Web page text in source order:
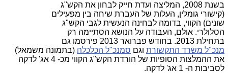
בשנת 2008, המליצה ועדת חייק לבחון את הקש"ג
(קישורי גומלין, העלות של העברת שיחה בין מפעילים
שונים) הקווי, בדומה לבחינה הנעשית לגבי הקש"ג
הסלולרי. אולם, העבודה על הנושא הסתיימה רק
בתחילת 2013. בחודש פברואר 2013 פירסמו גם
מנכ"ל משרד התקשורת וגם סמנכ"ל הכלכלה (בתמונה משמאל)
את ההמלצות הסופיות של הורדת הקש"ג הקווי מכ- 4 אג' לדקה
לסביבות ה- 1 אג' לדקה.